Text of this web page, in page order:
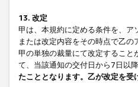
13. 改定
甲は、本規約に定める条件を、
または改定内容をその時点で乙
甲の単独の裁量にて改定するこ
て、当該通知の交付日から7日以降
たこととなります。乙が改定を